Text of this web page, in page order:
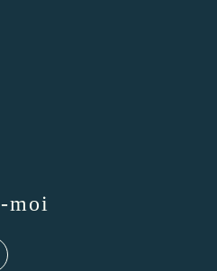
moi